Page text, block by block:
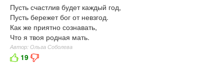
Пусть счастлив будет каждый год,
Пусть бережет бог от невзгод.
Как же приятно сознавать,
Что я твоя родная мать.
Автор: Ольга Соболева
19